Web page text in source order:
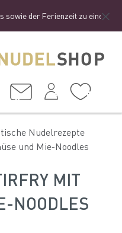
der Ferienzeit zu einer etwas
Nudelrezepte
und Mie-Noodles
MIT
NOODLES